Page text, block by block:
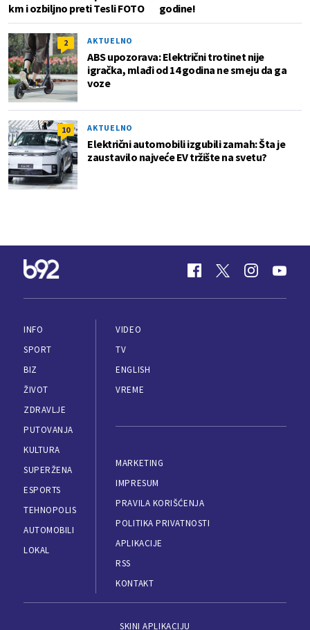
km i ozbiljno preti Tesli FOTO
godine!
2 AKTUELNO
ABS upozorava: Električni trotinet nije
igračka, mlađi od 14 godina ne smeju da ga
voze
10 AKTUELNO
Električni automobili izgubili zamah: Šta je
zaustavilo najveće EV tržište na svetu?
INFO
SPORT
BIZ
ŽIVOT
ZDRAVLJE
PUTOVANJA
KULTURA
SUPERŽENA
ESPORTS
TEHNOPOLIS
AUTOMOBILI
LOKAL
VIDEO
TV
ENGLISH
VREME
MARKETING
IMPRESUM
PRAVILA KORIŠĆENJA
POLITIKA PRIVATNOSTI
APLIKACIJE
RSS
KONTAKT
SKINI APLIKACIJU